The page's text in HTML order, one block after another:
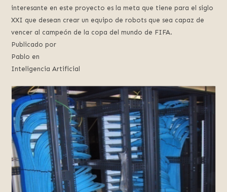
interesante en este proyecto es la meta que tiene para el siglo
XXI que desean crear un equipo de robots que sea capaz de
vencer al campeón de la copa del mundo de FIFA.
Publicado por
Pablo en
Inteligencia Artificial